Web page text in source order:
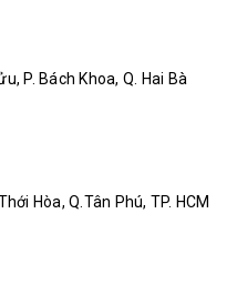
biển để làm sạch
P. Bách Khoa, Q. Hai Bà
Hòa, Q.Tân Phú, TP. HCM